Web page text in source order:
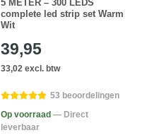
5 METER – 300 LEDS
complete led strip set Warm
Wit
39,95
33,02 excl. btw
53 beoordelingen
Op voorraad — Direct
leverbaar